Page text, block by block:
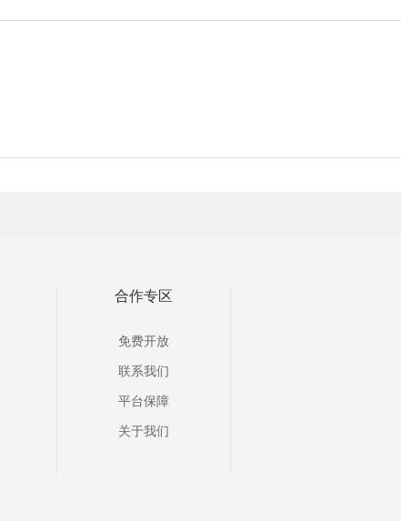
合作专区
免费开放
联系我们
平台保障
关于我们